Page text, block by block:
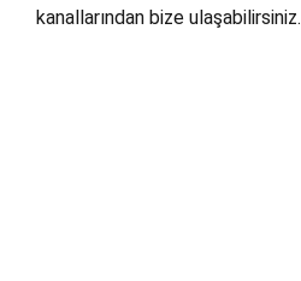
kanallarından bize ulaşabilirsiniz.